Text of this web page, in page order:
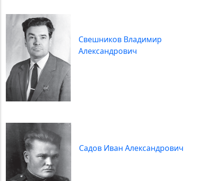
Свешников Владимир
Александрович
Садов Иван Александрович